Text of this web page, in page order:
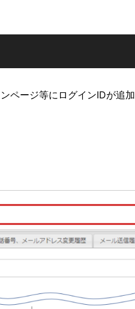
ページ等にログインIDが追加